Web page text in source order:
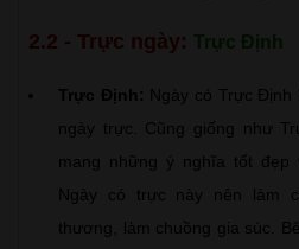
2.2 - Trực ngày: Trực Định
Trực Định: Ngày có Trực
ngày trực. Cũng giống như
mang những ý nghĩa tốt đẹp
Ngày có trực này nên làm
thương, làm chuồng gia súc.